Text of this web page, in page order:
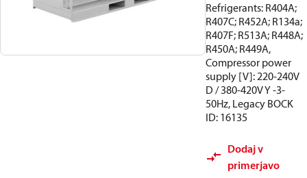
Refrigerants: R404A;
R407C; R452A; R134a;
R407F; R513A; R448A;
R450A; R449A,
Compressor power
supply [V]: 220-240V
D / 380-420V Y -3-
50Hz, Legacy BOCK
ID: 16135
Dodaj v
primerjavo